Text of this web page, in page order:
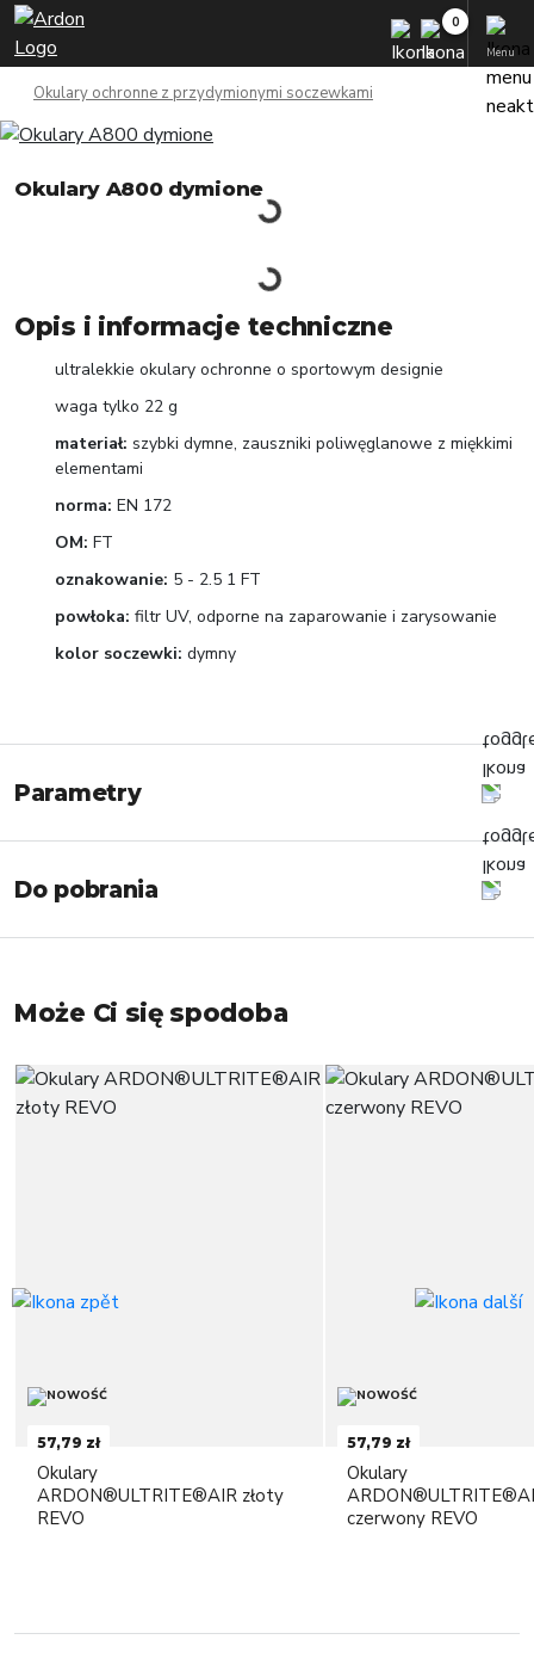
Menu
Okulary ochronne z przydymionymi soczewkami
Okulary A800 dymione
Opis i informacje techniczne
ultralekkie okulary ochronne o sportowym designie
waga tylko 22 g
materiał: szybki dymne, zauszniki poliwęglanowe z miękkimi
elementami
norma: EN 172
OM: FT
oznakowanie: 5 - 2.5 1 FT
powłoka: filtr UV, odporne na zaparowanie i zarysowanie
kolor soczewki: dymny
Parametry
Do pobrania
Może Ci się spodoba
57,79 zł
Okulary
ARDON®ULTRITE®AIR złoty
REVO
57,79 zł
Okulary
czerwony REVO